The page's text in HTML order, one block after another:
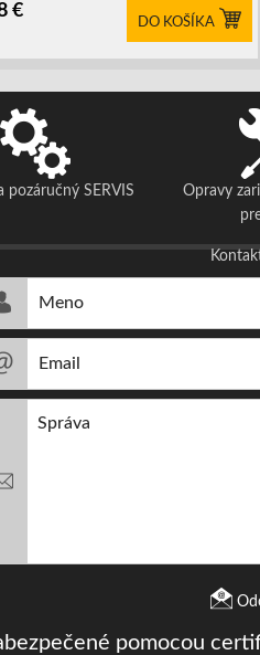
€
DO KOŠÍKA
pozáručný SERVIS
Opravy
pomocou